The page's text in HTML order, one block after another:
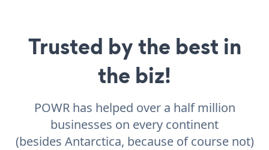
Trusted by the best in
the biz!
POWR has helped over a half million
businesses on every continent
(besides Antarctica, because of course not)